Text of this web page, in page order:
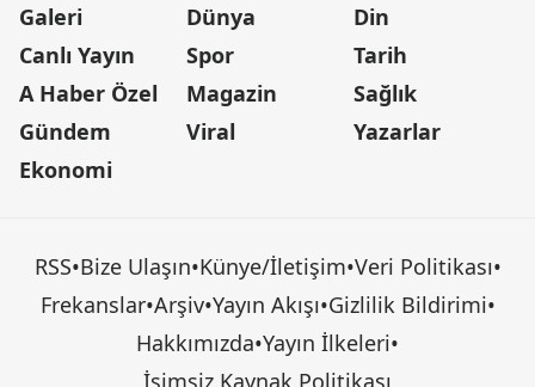
Galeri
Canlı Yayın
A Haber Özel
Gündem
Ekonomi
Dünya
Spor
Magazin
Viral
Din
Tarih
Sağlık
Yazarlar
RSS•Bize Ulaşın•Künye/İletişim•Veri Politikası•
Frekanslar•Arşiv•Yayın Akışı•Gizlilik Bildirimi•
Hakkımızda•Yayın İlkeleri•
İsimsiz Kaynak Politikası